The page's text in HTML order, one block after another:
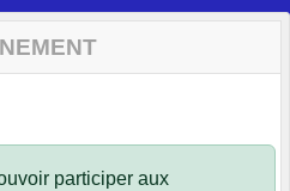
participer aux